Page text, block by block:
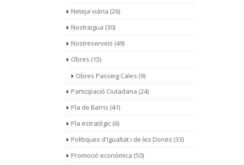
Neteja viària (26)
Nostraigua (30)
Nostreserveis (49)
Obres (15)
Obres Passeig Cales (9)
Participació Ciutadana (24)
Pla de Barris (41)
Pla estratègic(6)
Polítiques d'Igualtat i de les Dones (33)
Promoció econòmica (50)